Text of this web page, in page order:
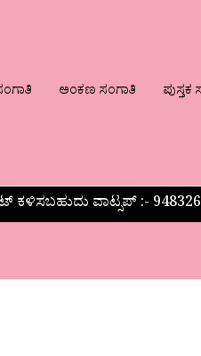
ಅಂಕಣ ಸಂಗಾತಿ ಪುಸ್ತಕ
ಕಳಿಸಬಹುದು ವಾಟ್ಸಪ್‌ :-